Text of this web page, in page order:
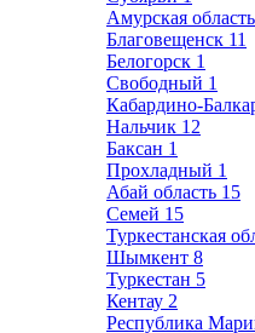
Амурская область
Благовещенск 11
Белогорск 1
Свободный 1
Кабардино-
Нальчик 12
Баксан 1
Прохладный 1
Абай область 15
Семей 15
Туркестанская
Шымкент 8
Туркестан 5
Кентау 2
Республика